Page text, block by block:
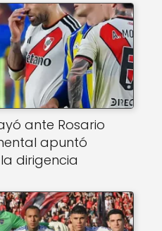
ante Rosario
apuntó
dirigencia